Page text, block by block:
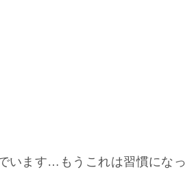
います…もうこれは習慣にな